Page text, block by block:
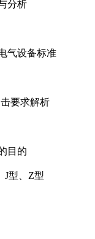
分析
气设备标准
要求解析
目的
J型、Z型